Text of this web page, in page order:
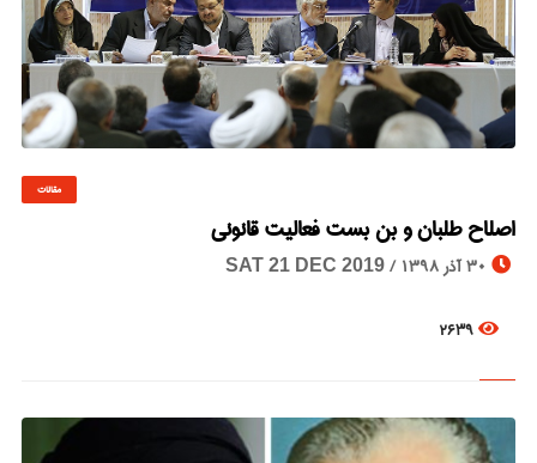
مقالات
اصلاح طلبان و بن بست فعالیت قانونی
30 آذر 1398 / SAT 21 DEC 2019
2639